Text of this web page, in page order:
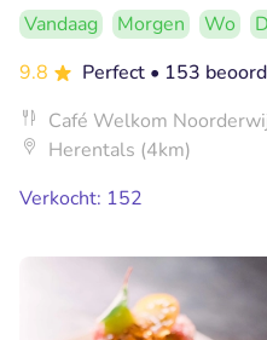
Vandaag Morgen Wo
9.8
Perfect • 153
Café Welkom
Herentals (4km)
Verkocht: 152